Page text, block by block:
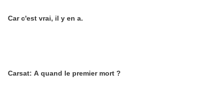
Car c'est vrai, il y en a.
Carsat: A quand le premier mort ?